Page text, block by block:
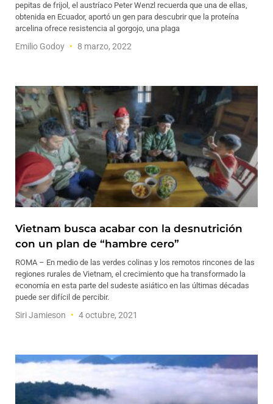
pepitas de frijol, el austríaco Peter Wenzl recuerda que una de ellas,
obtenida en Ecuador, aportó un gen para descubrir que la proteína
arcelina ofrece resistencia al gorgojo, una plaga
Emilio Godoy 8 marzo, 2022
Vietnam busca acabar con la desnutrición
con un plan de “hambre cero”
ROMA – En medio de las verdes colinas y los remotos rincones de las
regiones rurales de Vietnam, el crecimiento que ha transformado la
economía en esta parte del sudeste asiático en las últimas décadas
puede ser difícil de percibir.
Siri Jamieson 4 octubre, 2021